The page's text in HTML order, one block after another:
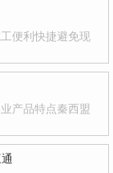
便利快捷避免现
产品特点秦西盟